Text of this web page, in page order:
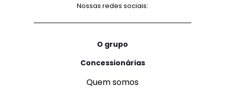
Nossas redes sociais:
O grupo
Concessionárias
Quem somos